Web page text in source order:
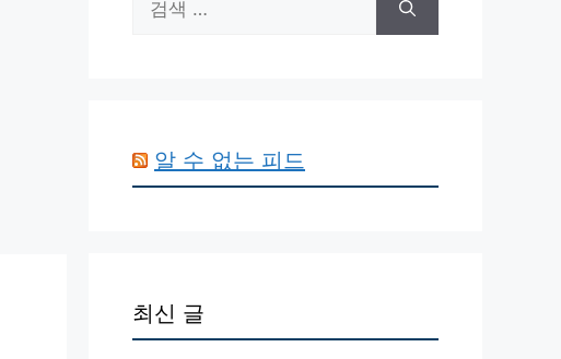
색:
알 수 없는 피드
최신 글